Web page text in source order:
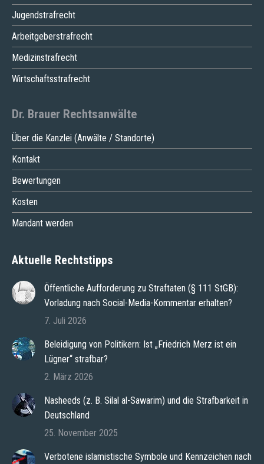
Zur kostenlosen
Ersteinschätzung
Jugendstrafrecht
Arbeitgeberstrafrecht
Medizinstrafrecht
Wirtschaftsstrafrecht
Dr. Brauer Rechtsanwälte
Über die Kanzlei (Anwälte / Standorte)
Kontakt
Bewertungen
Kosten
Mandant werden
Aktuelle Rechtstipps
Öffentliche Aufforderung zu Straftaten (§ 111 StGB):
Vorladung nach Social-Media-Kommentar erhalten?
7. Juli 2026
Beleidigung von Politikern: Ist „Friedrich Merz ist ein
Lügner“ strafbar?
2. März 2026
Nasheeds (z. B. Silal al-Sawarim) und die Strafbarkeit in
Deutschland
25. November 2025
Verbotene islamistische Symbole und Kennzeichen nach